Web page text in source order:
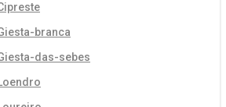
branca
das-sebes